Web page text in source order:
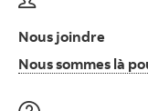
Nous joindre
Nous sommes là